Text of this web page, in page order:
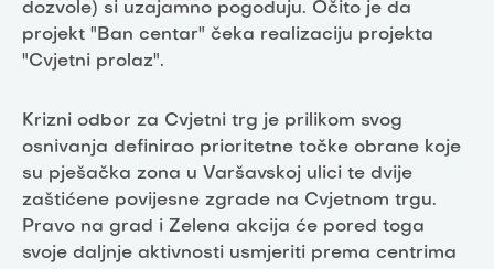
dozvole) si uzajamno pogoduju. Očito je da
projekt "Ban centar" čeka realizaciju projekta
"Cvjetni prolaz".
Krizni odbor za Cvjetni trg je prilikom svog
osnivanja definirao prioritetne točke obrane koje
su pješačka zona u Varšavskoj ulici te dvije
zaštićene povijesne zgrade na Cvjetnom trgu.
Pravo na grad i Zelena akcija će pored toga
svoje daljnje aktivnosti usmjeriti prema centrima